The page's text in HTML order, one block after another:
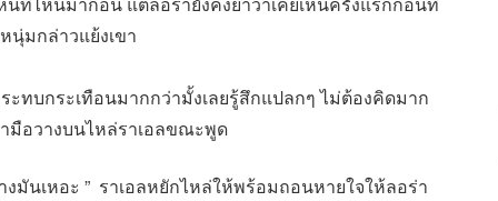
นุ่มกล่าวแย้งเขา
ะทบกระเทือนมากกว่ามั้งเลยรู้สึกแปลกๆ ไม่ต้องคิดมาก
มือวางบนไหล่ราเอลขณะพูด
งมันเหอะ ” ราเอลหยักไหล่ให้พร้อมถอนหายใจให้ลอร่า